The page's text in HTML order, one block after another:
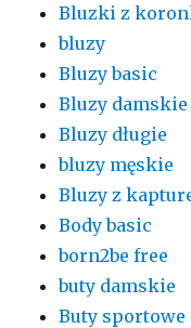
Bluzki z
bluzy
Bluzy basic
Bluzy damskie
Bluzy długie
bluzy męskie
Bluzy z
Body basic
born2be free
buty damskie
Buty sportowe